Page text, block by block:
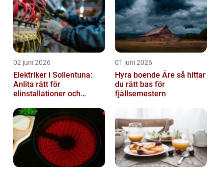
02 juni 2026
Elektriker i Sollentuna:
Anlita rätt för
elinstallationer och
01 juni 2026
Hyra boende Åre så hittar
du rätt bas för
fjällsemestern